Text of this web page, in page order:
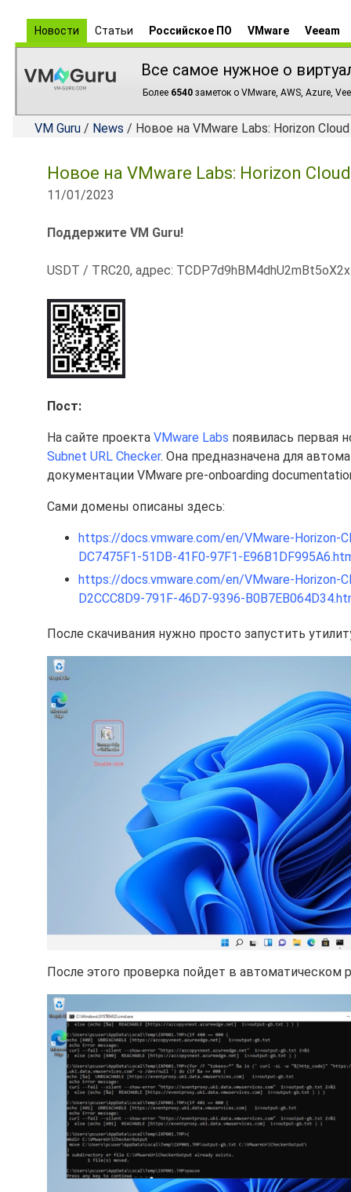
Новости Статьи Российское ПО VMware Veeam
Все самое нужное о
Более 6540 заметок о VMware, AWS, Azure,
VM Guru / News / Новое на VMware Labs: Horizon
Новое на VMware Labs: Horizon
11/01/2023
Поддержите VM Guru!
USDT / TRC20, адрес:
Пост:
На сайте проекта VMware Labs появилась первая
Subnet URL Checker. Она предназначена для
документации VMware pre-onboarding
Сами домены описаны здесь:
https://docs.vmware.com/en/VMware-Horizon-
DC7475F1-51DB-41F0-97F1-
https://docs.vmware.com/en/VMware-Horizon-
D2CCC8D9-791F-46D7-9396-
После скачивания нужно просто запустить
После этого проверка пойдет в автоматическом